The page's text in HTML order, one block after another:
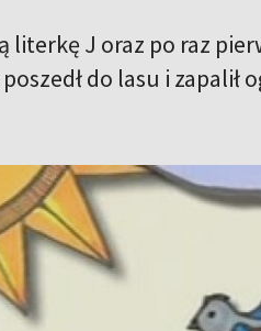
literkę J oraz po raz
do lasu i zapalił